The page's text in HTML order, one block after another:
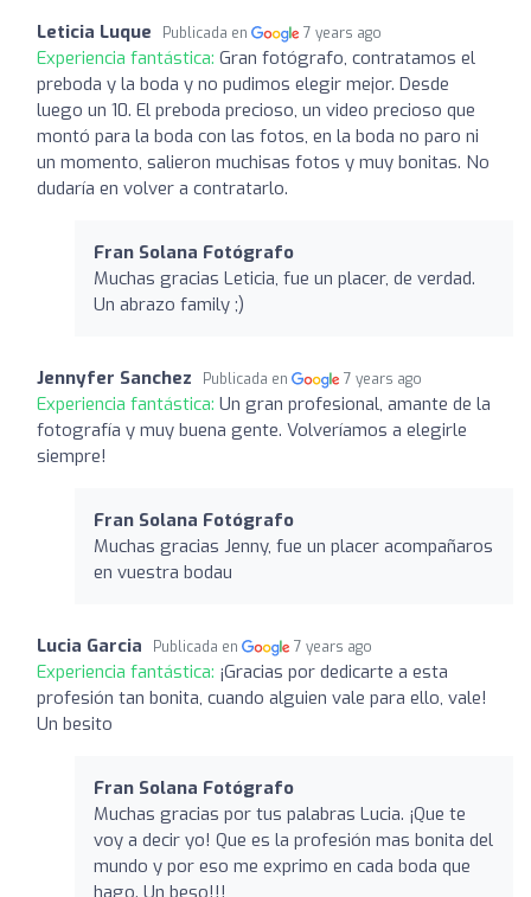
Leticia Luque Publicada en 7 years ago
Experiencia fantástica: Gran fotógrafo, contratamos el
preboda y la boda y no pudimos elegir mejor. Desde
luego un 10. El preboda precioso, un video precioso que
montó para la boda con las fotos, en la boda no paro ni
un momento, salieron muchisas fotos y muy bonitas. No
dudaría en volver a contratarlo.
Fran Solana Fotógrafo
Muchas gracias Leticia, fue un placer, de verdad.
Un abrazo family ;)
Jennyfer Sanchez Publicada en 7 years ago
Experiencia fantástica: Un gran profesional, amante de la
fotografía y muy buena gente. Volveríamos a elegirle
siempre!
Fran Solana Fotógrafo
Muchas gracias Jenny, fue un placer acompañaros
en vuestra bodau
Lucia Garcia Publicada en 7 years ago
Experiencia fantástica: ¡Gracias por dedicarte a esta
profesión tan bonita, cuando alguien vale para ello, vale!
Un besito
Fran Solana Fotógrafo
Muchas gracias por tus palabras Lucia. ¡Que te
voy a decir yo! Que es la profesión mas bonita del
mundo y por eso me exprimo en cada boda que
hago. Un beso!!!